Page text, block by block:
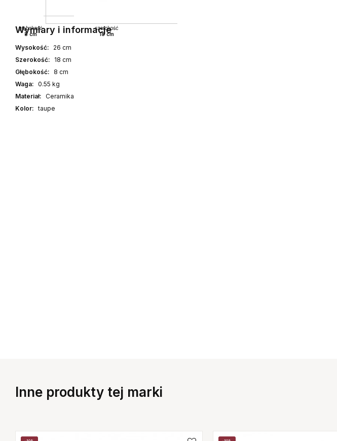
Wymiary i informacje
szerokość
18 cm
głębokość
8 cm
Wysokość:
26 cm
Szerokość:
18 cm
Głębokość:
8 cm
Waga: 0.55 kg
Materiał: Ceramika
Kolor: taupe
Inne produkty tej marki